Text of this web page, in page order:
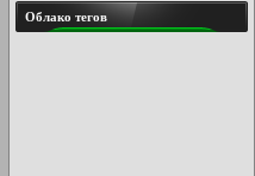
Облако тегов